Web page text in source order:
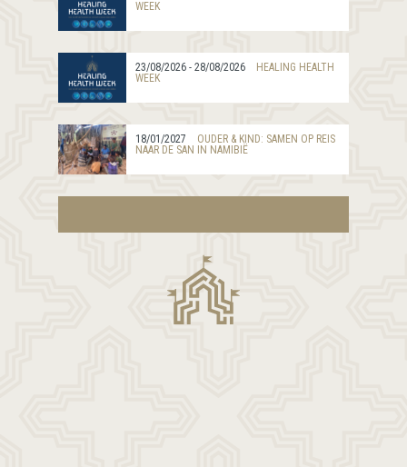
WEEK
23/08/2026 - 28/08/2026
HEALING HEALTH
WEEK
18/01/2027
OUDER & KIND: SAMEN OP REIS
NAAR DE SAN IN NAMIBIË